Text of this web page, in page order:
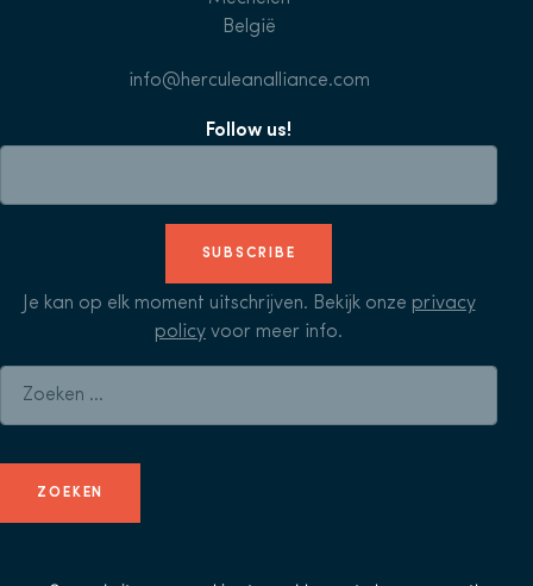
België
info@herculeanalliance.com
Follow us!
SUBSCRIBE
Je kan op elk moment uitschrijven. Bekijk onze privacy
policy voor meer info.